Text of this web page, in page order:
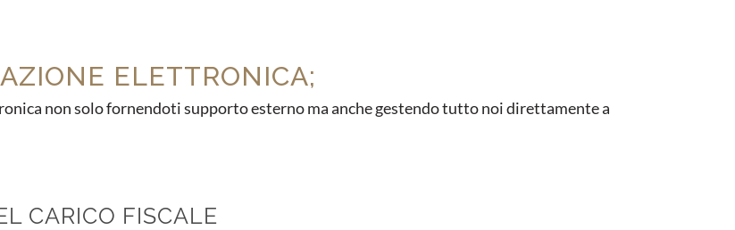
ELETTRONICA;
non solo fornendoti supporto esterno ma anche gestendo tutto noi direttamente a
CARICO FISCALE